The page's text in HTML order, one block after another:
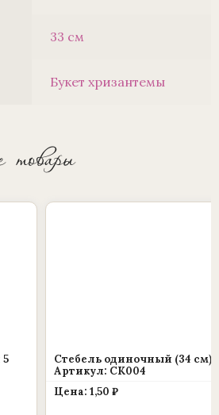
33 см
Букет хризантемы
товары
5
Стебель одиночный (34 см)
Артикул: СК004
Цена: 1,50 ₽